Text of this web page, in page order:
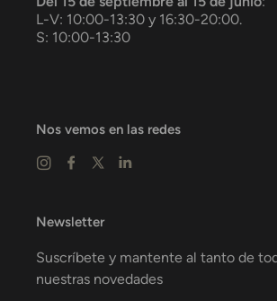
L-V: 10:00-13:30 y 16:30-20:00.
S: 10:00-13:30
Nos vemos en las redes
Newsletter
Suscríbete y mantente al tanto de
nuestras novedades